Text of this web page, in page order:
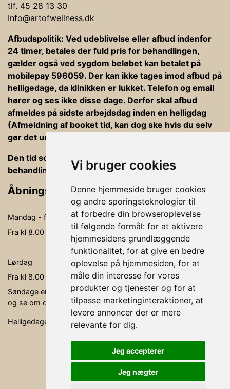
Vi bruger cookies
Denne hjemmeside bruger cookies
og andre sporingsteknologier til
at forbedre din browseroplevelse
til følgende formål: for at aktivere
hjemmesidens grundlæggende
funktionalitet, for at give en bedre
oplevelse på hjemmesiden, for at
måle din interesse for vores
produkter og tjenester og for at
tilpasse marketinginteraktioner, at
levere annoncer der er mere
relevante for dig.
Jeg accepterer
Jeg nægter
tlf. 45 28 13 30
Info@artofwellness.dk
Afbudspolitik: Ved udeblivelse eller afbud indenfor
24 timer, betales der fuld pris for behandlingen,
gælder også ved sygdom beløbet kan betalet på
mobilepay 596059. Der kan ikke tages imod afbud på
helligedage, da klinikken er lukket. Telefon og email
hører og ses ikke disse dage. Derfor skal afbud
afmeldes på sidste arbejdsdag inden en helligdag
(Afmeldning af booket tid, kan dog ske hvis du selv
gør det under din bookning).
Den tid som er afsat til behandlinger er ind og ud af
behandlingsrummet, betaling og vejledning
Åbningstider
Mandag - fredag
09.00-19.00
Fra kl 8.00 - kl. 20.00 kan der behandles
Lørdag
09.00- 15.00
Fra kl 8.00 - kl. 16.00 kan der behandles
Søndage er ikke faste åbningsdage, men søg via bookingen,
og se om der er en behandler, der er ledig.
Helligedage er klinikken lukket.